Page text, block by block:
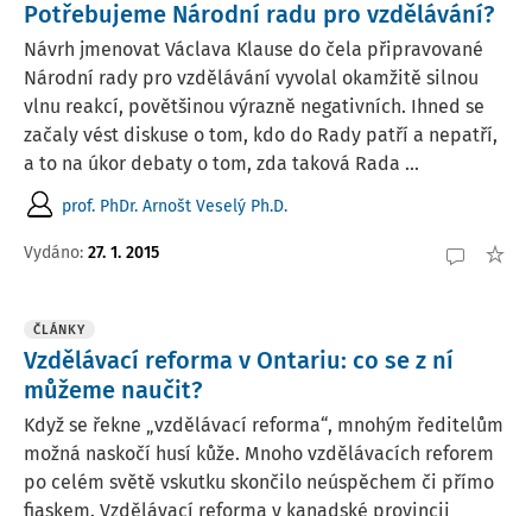
Potřebujeme Národní radu pro vzdělávání?
Návrh jmenovat Václava Klause do čela připravované
Národní rady pro vzdělávání vyvolal okamžitě silnou
vlnu reakcí, povětšinou výrazně negativních. Ihned se
začaly vést diskuse o tom, kdo do Rady patří a nepatří,
a to na úkor debaty o tom, zda taková Rada ...
prof. PhDr. Arnošt Veselý Ph.D.
Vydáno: 27. 1. 2015
ČLÁNKY
Vzdělávací reforma v Ontariu: co se z ní
můžeme naučit?
Když se řekne „vzdělávací reforma“, mnohým ředitelům
možná naskočí husí kůže. Mnoho vzdělávacích reforem
po celém světě vskutku skončilo neúspěchem či přímo
fiaskem. Vzdělávací reforma v kanadské provincii